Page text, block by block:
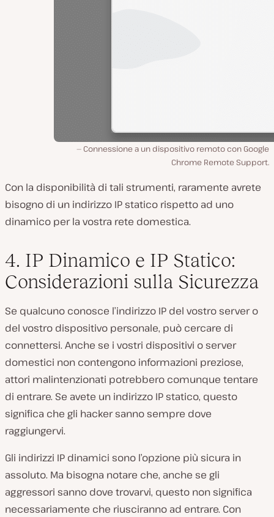
Connessione a un dispositivo remoto con Google
Chrome Remote Support.
Con la disponibilità di tali strumenti, raramente avrete
bisogno di un indirizzo IP statico rispetto ad uno
dinamico per la vostra rete domestica.
4. IP Dinamico e IP Statico:
Considerazioni sulla Sicurezza
Se qualcuno conosce l’indirizzo IP del vostro server o
del vostro dispositivo personale, può cercare di
connettersi. Anche se i vostri dispositivi o server
domestici non contengono informazioni preziose,
attori malintenzionati potrebbero comunque tentare
di entrare. Se avete un indirizzo IP statico, questo
significa che gli hacker sanno sempre dove
raggiungervi.
Gli indirizzi IP dinamici sono l’opzione più sicura in
assoluto. Ma bisogna notare che, anche se gli
aggressori sanno dove trovarvi, questo non significa
necessariamente che riusciranno ad entrare. Con